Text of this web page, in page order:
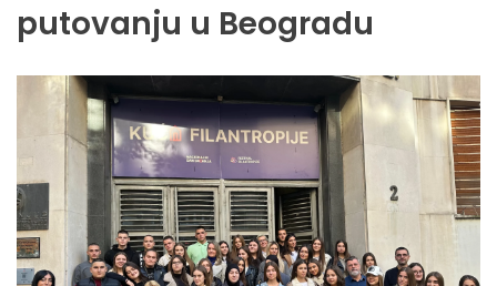
putovanju u Beogradu